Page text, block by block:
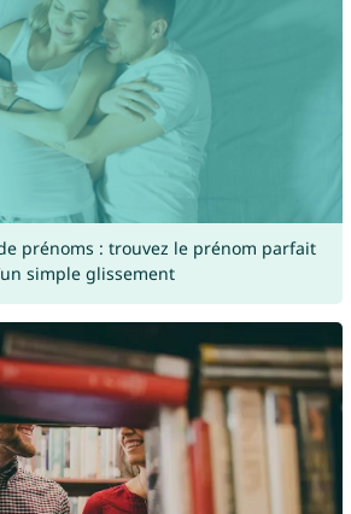
prénoms : trouvez le prénom parfait
simple glissement